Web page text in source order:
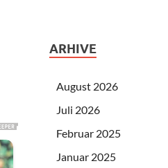
ARHIVE
August 2026
Juli 2026
Februar 2025
Januar 2025